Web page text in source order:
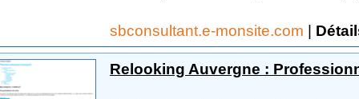
sbconsultant.e-monsite.com |
Relooking Auvergne :